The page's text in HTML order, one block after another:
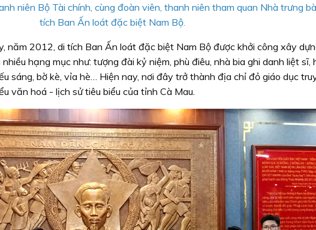
niên Bộ Tài chính, cùng đoàn viên, thanh niên tham quan Nhà trưng
tích Ban Ấn loát đặc biệt Nam Bộ.
năm 2012, di tích Ban Ấn loát đặc biệt Nam Bộ được khởi công xây
hạng mục như: tượng đài kỷ niệm, phù điêu, nhà bia ghi danh liệt sĩ,
sáng, bờ kè, vỉa hè… Hiện nay, nơi đây trở thành địa chỉ đỏ giáo dục
văn hoá - lịch sử tiêu biểu của tỉnh Cà Mau.